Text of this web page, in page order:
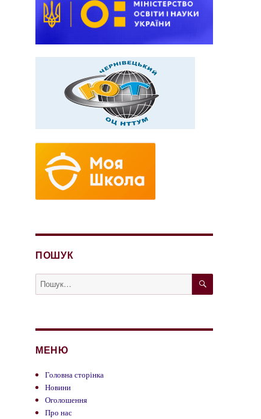
ПОШУК
Пошук
за
ШУКАТИ
МЕНЮ
Головна сторінка
Новини
Оголошення
Про нас